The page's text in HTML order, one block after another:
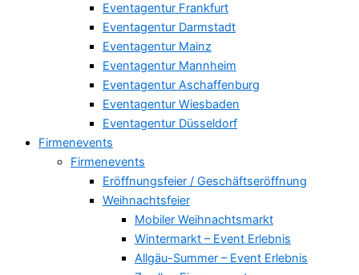
Eventagentur Frankfurt
Eventagentur Darmstadt
Eventagentur Mainz
Eventagentur Mannheim
Eventagentur Aschaffenburg
Eventagentur Wiesbaden
Eventagentur Düsseldorf
Firmenevents
Firmenevents
Eröffnungsfeier / Geschäftseröffnung
Weihnachtsfeier
Mobiler Weihnachtsmarkt
Wintermarkt – Event Erlebnis
Allgäu-Summer – Event Erlebnis